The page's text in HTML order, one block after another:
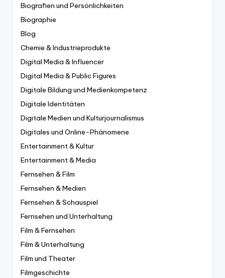
Biografien und Persönlichkeiten
Biographie
Blog
Chemie & Industrieprodukte
Digital Media & Influencer
Digital Media & Public Figures
Digitale Bildung und Medienkompetenz
Digitale Identitäten
Digitale Medien und Kulturjournalismus
Digitales und Online-Phänomene
Entertainment & Kultur
Entertainment & Media
Fernsehen & Film
Fernsehen & Medien
Fernsehen & Schauspiel
Fernsehen und Unterhaltung
Film & Fernsehen
Film & Unterhaltung
Film und Theater
Filmgeschichte